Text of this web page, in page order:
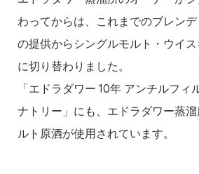
わってからは、これまでのブレン
の提供からシングルモルト・ウイ
に切り替わりました。
「エドラダワー 10年 アンチルフィ
ナトリー」にも、エドラダワー蒸
ルト原酒が使用されています。